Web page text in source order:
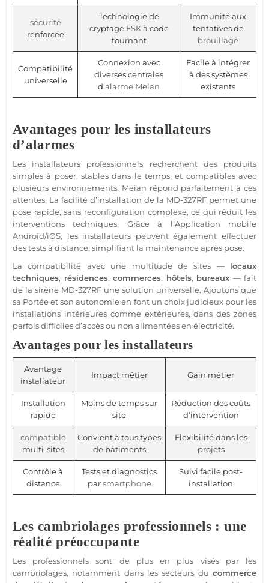
sécurité
renforcée
Technologie de
cryptage FSKà code
tournant
Immunité aux
tentatives de
brouillage
Compatibilité
universelle
Connexion avec
diverses centrales
d'alarme Meian
Facile à intégrer
à des systèmes
existants
Avantages pour les installateurs
d’alarmes
Les installateurs professionnels recherchent des produits
simples à poser, stables dans le temps, et compatiblesavec
plusieurs environnements. Meian répond parfaitement à ces
attentes. La facilité d’installation de la MD-327RF permet une
pose rapide, sans reconfiguration complexe, ce qui réduit les
interventions techniques. Grâce à l’Application mobile
Android/iOS, les installateurs peuvent également effectuer
des tests à distance, simplifiant la maintenance après pose.
La compatibilité avec une multitude de sites — locaux
techniques, résidences, commerces, hôtels, bureaux — fait
de la sirène MD-327RF une solution universelle. Ajoutons que
sa Portéeet son autonomie en font un choix judicieux pour les
installations intérieures comme extérieures, dans des zones
parfois difficiles d’accès ou non alimentées en électricité.
Avantages pour les installateurs
Avantage
installateur
Impact métier Gain métier
Installation
rapide
Moins de temps sur
site
Réduction des coûts
d’intervention
compatible
multi-sites
Convient à tous types
de bâtiments
Flexibilité dans les
projets
Contrôle à
distance
Tests et diagnostics
parsmartphone
Suivi facile post-
installation
Les cambriolages professionnels : une
réalité préoccupante
Les professionnels sont de plus en plus visés par les
cambriolages, notamment dans les secteurs du commerce